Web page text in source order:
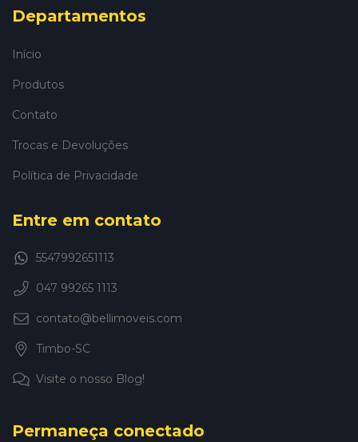
Departamentos
Início
Produtos
Contato
Trocas e Devoluções
Política de Privacidade
Entre em contato
5547992651113
047 99265 1113
contato@bellimoveis.com
Timbo-SC
Visite o nosso Blog!
Permaneça conectado